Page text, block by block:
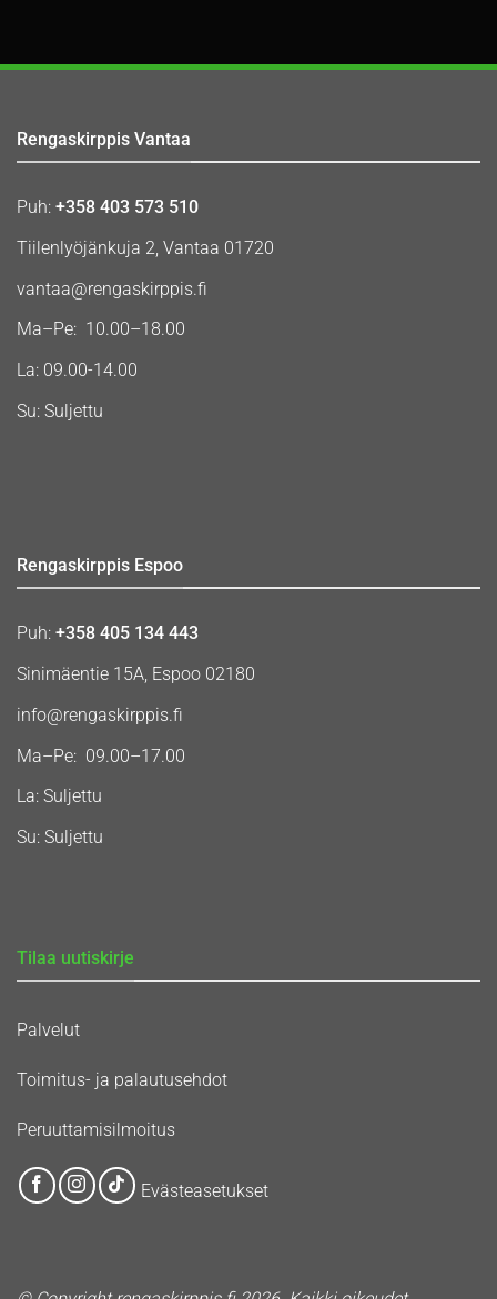
Rengaskirppis Vantaa
Puh: +358 403 573 510
Tiilenlyöjänkuja 2, Vantaa 01720
vantaa@rengaskirppis.fi
Ma–Pe: 10.00–18.00
La: 09.00-14.00
Su: Suljettu
Rengaskirppis Espoo
Puh: +358 405 134 443
Sinimäentie 15A, Espoo 02180
info@rengaskirppis.fi
Ma–Pe: 09.00–17.00
La: Suljettu
Su: Suljettu
Tilaa uutiskirje
Palvelut
Toimitus- ja palautusehdot
Peruuttamisilmoitus
Evästeasetukset